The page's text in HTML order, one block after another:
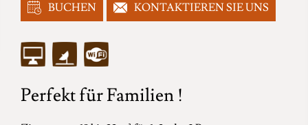
BUCHEN KONTAKTIEREN SIE UNS
Perfekt für Familien !